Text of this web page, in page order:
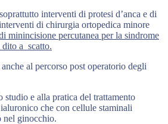
interventi di protesi d’anca e di
di chirurgia ortopedica minore
minincisione percutanea per la sindrome
dito a scatto.
al percorso post operatorio degli
studio e alla pratica del trattamento
che con cellule staminali
nel ginocchio.